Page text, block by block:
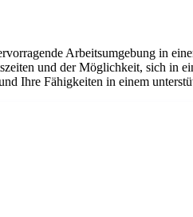
Arbeitsumgebung in
und der Möglichkeit, sich in
Ihre Fähigkeiten in einem